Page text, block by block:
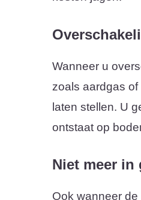
Wanneer u
zoals aardgas
laten stellen. U
ontstaat op
Niet meer in
Ook wanneer